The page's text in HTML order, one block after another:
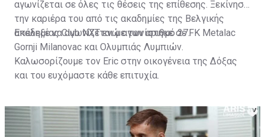
αγωνίζεται σε όλες τις θέσεις της επίθεσης. Ξεκίνησε
την καριέρα του από τις ακαδημίες της Βελγικής
ακαδημίας Club NXT ενώ αγωνίστηκε σε FK Metalac
Gornji Milanovac και Ολυμπιάς Λυμπιών.
Επέλεξε να αγωνίζεται με τον αριθμό 27.
Καλωσορίζουμε τον Eric στην οικογένεια της Δόξας
και του ευχόμαστε κάθε επιτυχία.